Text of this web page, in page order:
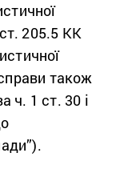
205.5 КК
також
ч. 1 ст. 30 і